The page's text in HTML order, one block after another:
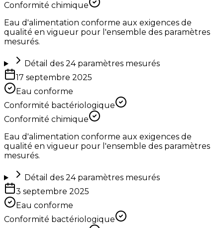
Conformité chimique
Eau d'alimentation conforme aux exigences de
qualité en vigueur pour l'ensemble des paramètres
mesurés.
Détail des 24paramètres mesurés
17 septembre 2025
Eau conforme
Conformité bactériologique
Conformité chimique
Eau d'alimentation conforme aux exigences de
qualité en vigueur pour l'ensemble des paramètres
mesurés.
Détail des 24paramètres mesurés
3 septembre 2025
Eau conforme
Conformité bactériologique